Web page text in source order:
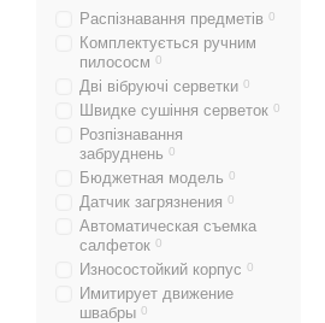
Распізнавання предметів 0
Комплектується ручним
пилососм 0
Дві вібруючі серветки 0
Швидке сушіння серветок 0
Розпізнавання
забруднень 0
Бюджетная модель 0
Датчик загрязнения 0
Автоматическая съемка
салфеток 0
Износостойкий корпус 0
Имитирует движение
швабры 0